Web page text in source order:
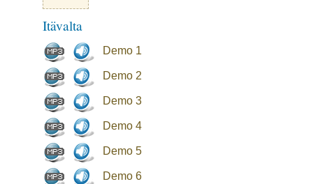
Itävalta
Demo 1
Demo 2
Demo 3
Demo 4
Demo 5
Demo 6